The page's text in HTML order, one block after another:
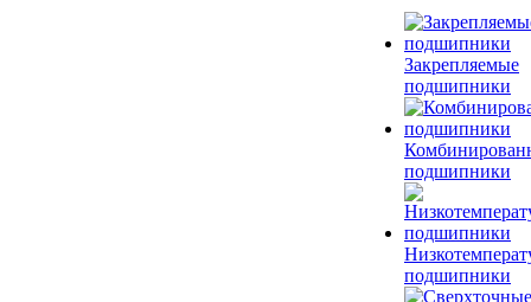
Закрепляемые
подшипники
подшипники
подшипники